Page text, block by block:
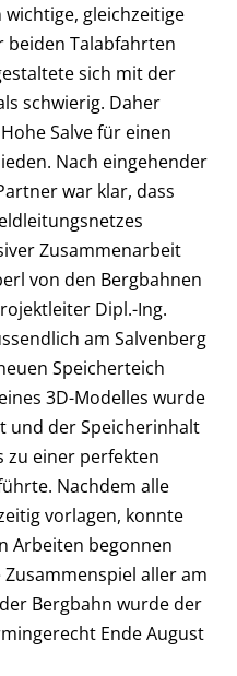
wichtige, gleichzeitige
beiden Talabfahrten
sich mit der
schwierig. Daher
Salve für einen
Nach eingehender
war klar, dass
Zusammenarbeit
von den Bergbahnen
Dipl.-Ing.
am Salvenberg
Speicherteich
3D-Modelles wurde
und der Speicherinhalt
zu einer perfekten
Nachdem alle
vorlagen, konnte
Arbeiten begonnen
aller am
Bergbahn wurde der
Ende August